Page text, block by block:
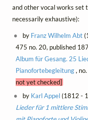
and other vocal works set
necessarily exhaustive):
by Franz Wilhelm Abt
475 no. 20, published
Album für Gesang. 25
Pianofortebegleitung,
not yet checked]
by Karl Appel(1812 -
Lieder für 1 mittlere